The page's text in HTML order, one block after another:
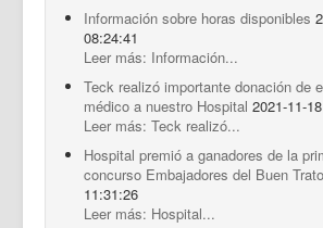
Información sobre horas disponibles
08:24:41
Leer más: Información...
Teck realizó importante donación de
médico a nuestro Hospital 2021-11-
Leer más: Teck realizó...
Hospital premió a ganadores de la
concurso Embajadores del Buen Trato
11:31:26
Leer más: Hospital...